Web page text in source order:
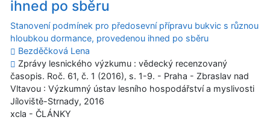
ihned po sběru
Stanovení podmínek pro předosevní přípravu bukvic s různou
hloubkou dormance, provedenou ihned po sběru
Bezděčková Lena
Zprávy lesnického výzkumu : vědecký recenzovaný
časopis. Roč. 61, č. 1 (2016), s. 1-9. - Praha - Zbraslav nad
Vltavou : Výzkumný ústav lesního hospodářství a myslivosti
Jíloviště-Strnady, 2016
xcla - ČLÁNKY